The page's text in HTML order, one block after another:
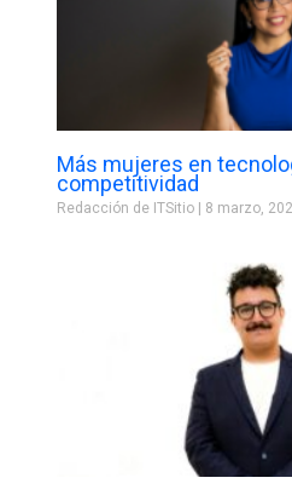
Más mujeres en
competitividad
Redacción de ITSitio 8 marzo,